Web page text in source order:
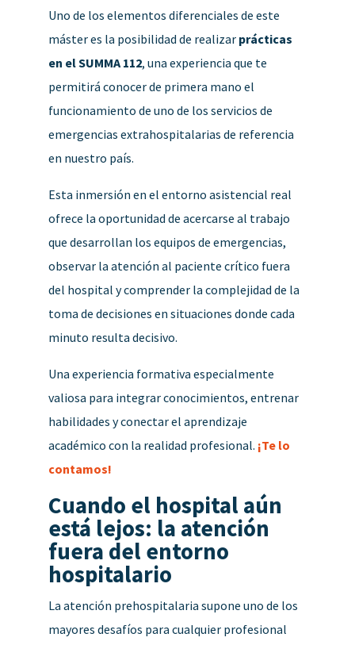
Uno de los elementos diferenciales de este
máster es la posibilidad de realizar prácticas
en el SUMMA 112, una experiencia que te
permitirá conocer de primera mano el
funcionamiento de uno de los servicios de
emergencias extrahospitalarias de referencia
en nuestro país.
Esta inmersión en el entorno asistencial real
ofrece la oportunidad de acercarse al trabajo
que desarrollan los equipos de emergencias,
observar la atención al paciente crítico fuera
del hospital y comprender la complejidad de la
toma de decisiones en situaciones donde cada
minuto resulta decisivo.
Una experiencia formativa especialmente
valiosa para integrar conocimientos, entrenar
habilidades y conectar el aprendizaje
académico con la realidad profesional. ¡Te lo
contamos!
Cuando el hospital aún
está lejos: la atención
fuera del entorno
hospitalario
La atención prehospitalaria supone uno de los
mayores desafíos para cualquier profesional